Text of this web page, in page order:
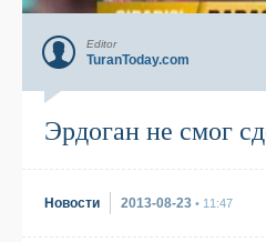
Editor
TuranToday.com
Эрдоган не смог
Новости 2013-08-23 • 11:47